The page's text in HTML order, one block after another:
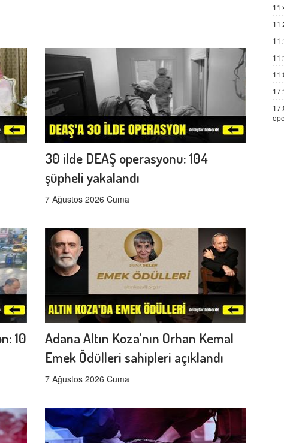
30 ilde DEAŞ operasyonu: 104
şüpheli yakalandı
7 Ağustos 2026 Cuma
10
Adana Altın Koza'nın Orhan Kemal
Emek Ödülleri sahipleri açıklandı
7 Ağustos 2026 Cuma